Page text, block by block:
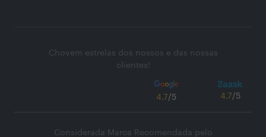
Chovem estrelas dos nossos e das nossas
clientes!
4.7/5 4.7/5
Considerada Marca Recomendada pelo